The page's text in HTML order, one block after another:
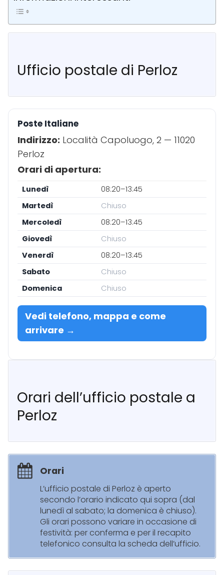
Ufficio postale di Perloz
Poste Italiane
Indirizzo: Località Capoluogo, 2 — 11020
Perloz
Orari di apertura:
Lunedì
08:20–13:45
Martedì
Chiuso
Mercoledì
08:20–13:45
Giovedì
Chiuso
Venerdì
08:20–13:45
Sabato
Chiuso
Domenica
Chiuso
Vedi telefono, mappa e come
arrivare →
Orari dell’ufficio postale a
Perloz
Orari
L’ufficio postale di Perloz è aperto
secondo l’orario indicato qui sopra (dal
lunedì al sabato; la domenica è chiuso).
Gli orari possono variare in occasione di
festività: per conferma e per il recapito
telefonico consulta la scheda dell’ufficio.